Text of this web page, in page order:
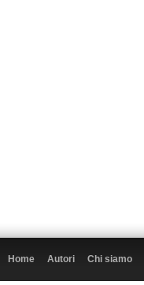
Home Autori Chi siamo